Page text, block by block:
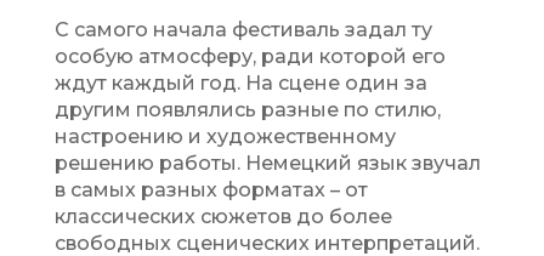
С самого начала фестиваль задал ту
особую атмосферу, ради которой его
ждут каждый год. На сцене один за
другим появлялись разные по стилю,
настроению и художественному
решению работы. Немецкий язык звучал
в самых разных форматах – от
классических сюжетов до более
свободных сценических интерпретаций.